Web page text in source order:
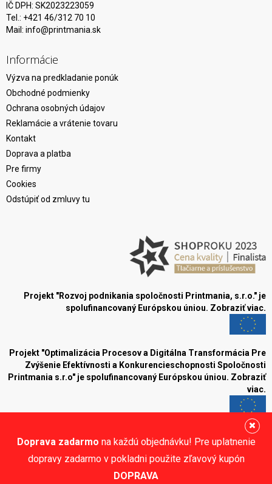
Doprava zadarmo na každú objednávku! Pre uplatnenie
dopravy zadarmo v pokladni použite zľavový kupón
DOPRAVA
IČ DPH: SK2023223059
Tel.: +421 46/312 70 10
Mail: info@printmania.sk
Informácie
Výzva na predkladanie ponúk
Obchodné podmienky
Ochrana osobných údajov
Reklamácie a vrátenie tovaru
Kontakt
Doprava a platba
Pre firmy
Cookies
Odstúpiť od zmluvy tu
Projekt "Rozvoj podnikania spoločnosti Printmania, s.r.o." je
spolufinancovaný Európskou úniou. Zobraziť viac.
Projekt "Optimalizácia Procesov a Digitálna Transformácia Pre
Zvýšenie Efektívnosti a Konkurencieschopnosti Spoločnosti
Printmania s.r.o" je spolufinancovaný Európskou úniou. Zobraziť
viac.
Blog